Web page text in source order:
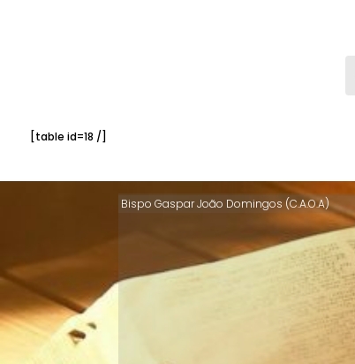
[table id=18 /]
Bispo Gaspar João Domingos (C.A.O.A)